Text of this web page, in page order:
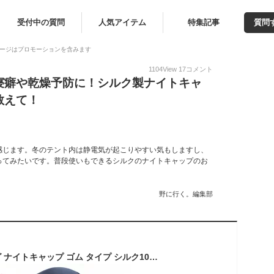
受付中の質問 人気アイテム 特集記事 質問
ジはプロモーションを含みます
1104View 17コメント
や乾燥予防に！シルク製ナイトキャ
て！
ます。冬のテント内は静電気が起こりやすい気もしますし、
みたいです。普段使いもできるシルクのナイトキャップのお
野に行く。編集部
60cm スーパーロング ナイトキャップ ゴム タイプ シルク100% ロングヘア用 シルク ナイト キャップ ヘアキャップ シルクキャップ ロングヘア シルク キャップ しるく 睡眠 帽子筒状 筒形 筒型 レディース ロング シルク100 プレゼント セール 送料無料